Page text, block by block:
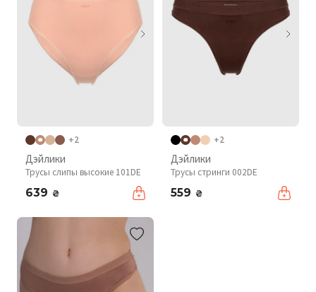
+2
Дэйлики
Трусы слипы высокие 101DE
639 ₴
+2
Дэйлики
Трусы стринги 002DE
559 ₴